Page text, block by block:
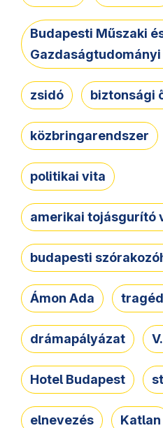
Budapesti Műszaki
zsidó biztonsági
közbringarendszer
politikai vita
amerikai tojásgurító
budapesti
Ámon Ada
drámapályázat
Hotel Budapest
elnevezés Katlan